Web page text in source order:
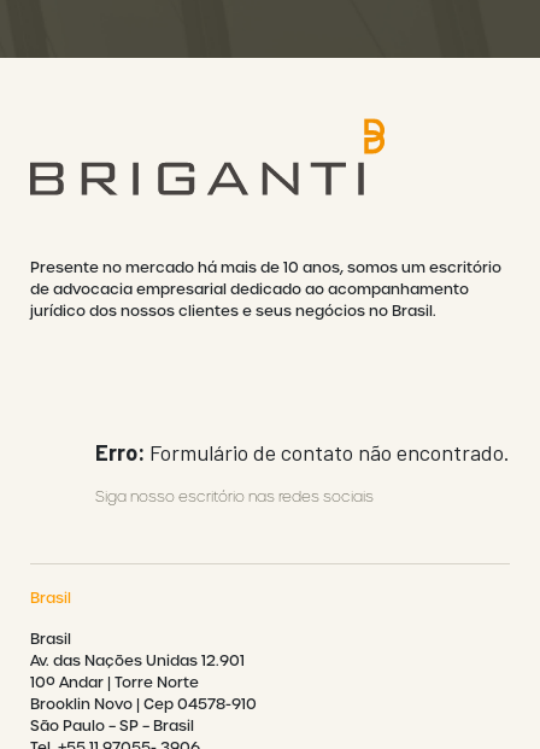
Presente no mercado há mais de 10 anos, somos um escritório
de advocacia empresarial dedicado ao acompanhamento
jurídico dos nossos clientes e seus negócios no Brasil.
Erro: Formulário de contato não encontrado.
Siga nosso escritório nas redes sociais
Brasil
Brasil
Av. das Nações Unidas 12.901
10º Andar | Torre Norte
Brooklin Novo | Cep 04578-910
São Paulo – SP – Brasil